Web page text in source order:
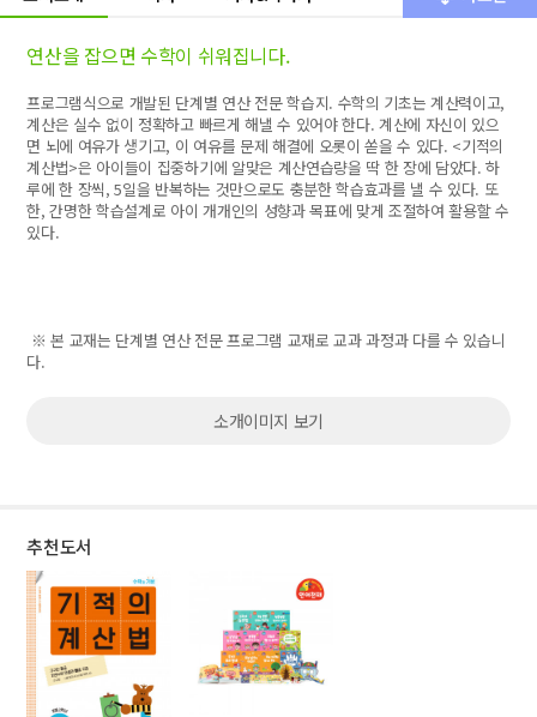
연산을 잡으면 수학이 쉬워집니다.
프로그램식으로 개발된 단계별 연산 전문 학습지. 수학의 기초는 계산력이고,
계산은 실수 없이 정확하고 빠르게 해낼 수 있어야 한다. 계산에 자신이 있으
면 뇌에 여유가 생기고, 이 여유를 문제 해결에 오롯이 쏟을 수 있다. <기적의
계산법>은 아이들이 집중하기에 알맞은 계산연습량을 딱 한 장에 담았다. 하
루에 한 장씩, 5일을 반복하는 것만으로도 충분한 학습효과를 낼 수 있다. 또
한, 간명한 학습설계로 아이 개개인의 성향과 목표에 맞게 조절하여 활용할 수
있다.
※ 본 교재는 단계별 연산 전문 프로그램 교재로 교과 과정과 다를 수 있습니
다.
소개이미지 보기
추천도서